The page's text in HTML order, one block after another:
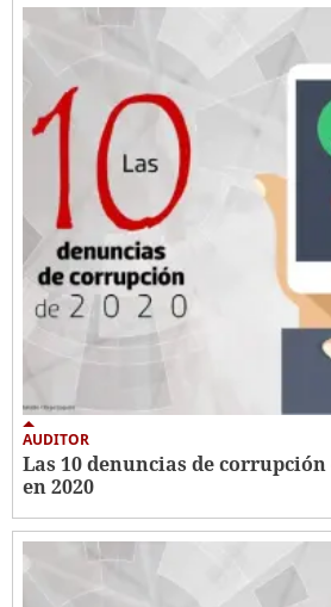
AUDITOR
Las 10 denuncias de corrupción
en 2020